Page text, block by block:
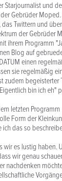
Starjournalist und
Gebrüder
das Twittern und
der Gebrüder
ihrem Programm
Blog auf
einen
sie regelmäßig
zudem begeisterter
bin ich eh"
letzten
Form der
das so
wir es lustig
wir genau
nachdenken